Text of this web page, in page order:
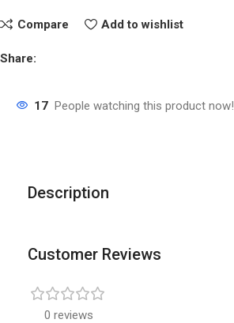
Compare Add to wishlist
Share:
17 People watching this product now!
Description
Customer Reviews
0 reviews